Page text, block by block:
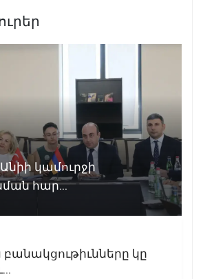
կամուրջի
հար...
կը